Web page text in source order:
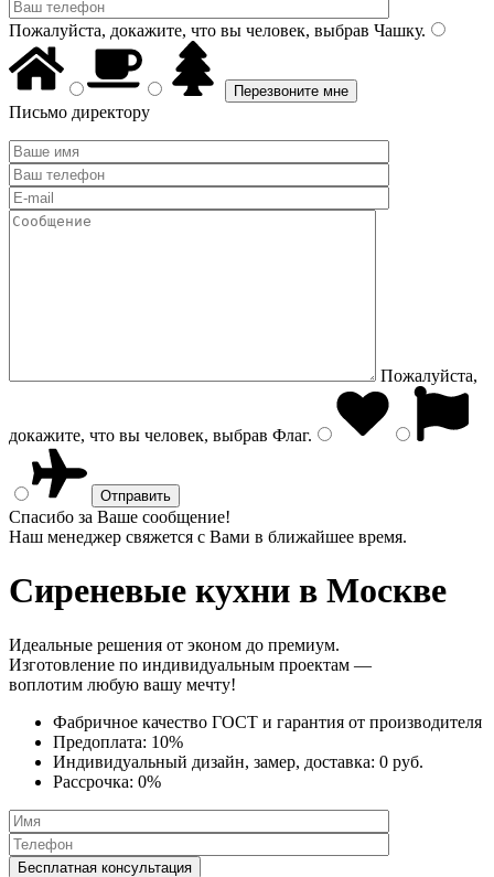
Пожалуйста, докажите, что вы человек, выбрав Чашку.
Письмо директору
Пожалуйста,
докажите, что вы человек, выбрав Флаг.
Спасибо за Ваше сообщение!
Наш менеджер свяжется с Вами в ближайшее время.
Сиреневые кухни в Москве
Идеальные решения от эконом до премиум.
Изготовление по индивидуальным проектам —
воплотим любую вашу мечту!
Фабричное качество ГОСТ и гарантия от производителя
Предоплата: 10%
Индивидуальный дизайн, замер, доставка: 0 руб.
Рассрочка: 0%